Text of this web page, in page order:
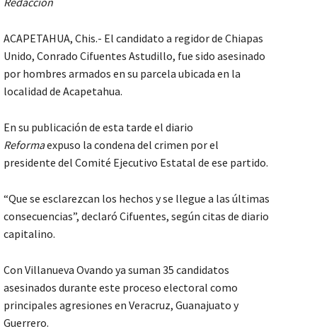
ACAPETAHUA, Chis.- El candidato a regidor de Chiapas
Unido, Conrado Cifuentes Astudillo, fue sido asesinado
por hombres armados en su parcela ubicada en la
localidad de Acapetahua.
En su publicación de esta tarde el diario
Reformaexpuso la condena del crimen por el
presidente del Comité Ejecutivo Estatal de ese partido.
“Que se esclarezcan los hechos y se llegue a las últimas
consecuencias”, declaró Cifuentes, según citas de diario
capitalino.
Con Villanueva Ovando ya suman 35 candidatos
asesinados durante este proceso electoral como
principales agresiones en Veracruz, Guanajuato y
Guerrero.